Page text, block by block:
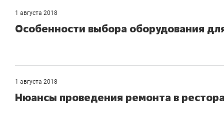
1 августа 2018
Особенности выбора оборудования
1 августа 2018
Нюансы проведения ремонта в